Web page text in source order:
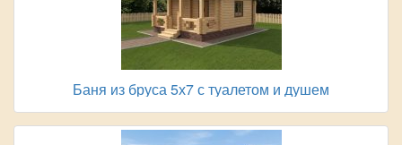
Баня из бруса 5х7 с туалетом и душем